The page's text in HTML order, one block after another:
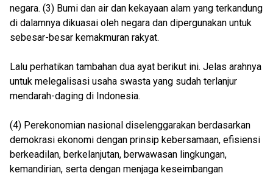
negara. (3) Bumi dan air dan kekayaan alam yang terkandung
di dalamnya dikuasai oleh negara dan dipergunakan untuk
sebesar-besar kemakmuran rakyat.
Lalu perhatikan tambahan dua ayat berikut ini. Jelas arahnya
untuk melegalisasi usaha swasta yang sudah terlanjur
mendarah-daging di Indonesia.
(4) Perekonomian nasional diselenggarakan berdasarkan
demokrasi ekonomi dengan prinsip kebersamaan, efisiensi
berkeadilan, berkelanjutan, berwawasan lingkungan,
kemandirian, serta dengan menjaga keseimbangan